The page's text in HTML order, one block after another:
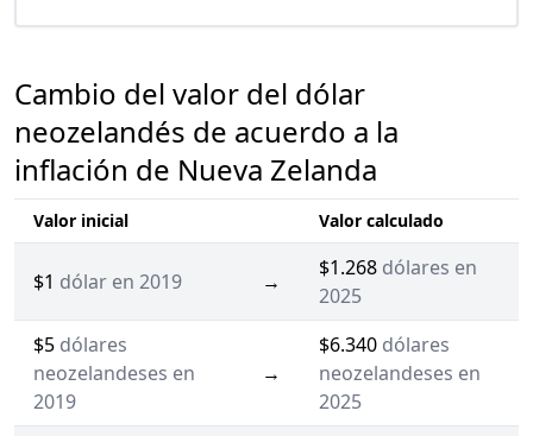
Cambio del valor del dólar
neozelandés de acuerdo a la
inflación de Nueva Zelanda
Valor inicial Valor calculado
$1 dólar en 2019 →
$1.268 dólares en
2025
$5 dólares
neozelandeses en
2019
→
$6.340 dólares
neozelandeses en
2025